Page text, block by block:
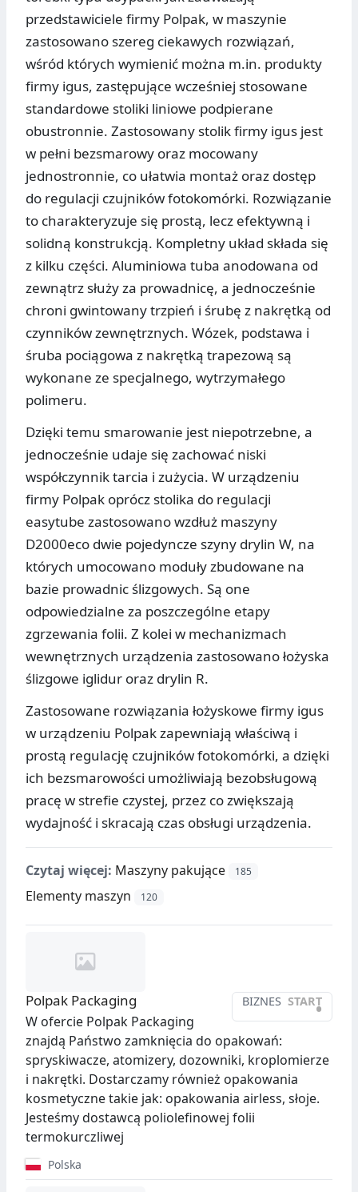
przedstawiciele firmy Polpak, w maszynie
zastosowano szereg ciekawych rozwiązań,
wśród których wymienić można m.in. produkty
firmy igus, zastępujące wcześniej stosowane
standardowe stoliki liniowe podpierane
obustronnie. Zastosowany stolik firmy igus jest
w pełni bezsmarowy oraz mocowany
jednostronnie, co ułatwia montaż oraz dostęp
do regulacji czujników fotokomórki. Rozwiązanie
to charakteryzuje się prostą, lecz efektywną i
solidną konstrukcją. Kompletny układ składa się
z kilku części. Aluminiowa tuba anodowana od
zewnątrz służy za prowadnicę, a jednocześnie
chroni gwintowany trzpień i śrubę z nakrętką od
czynników zewnętrznych. Wózek, podstawa i
śruba pociągowa z nakrętką trapezową są
wykonane ze specjalnego, wytrzymałego
polimeru.
Dzięki temu smarowanie jest niepotrzebne, a
jednocześnie udaje się zachować niski
współczynnik tarcia i zużycia. W urządzeniu
firmy Polpak oprócz stolika do regulacji
easytube zastosowano wzdłuż maszyny
D2000eco dwie pojedyncze szyny drylin W, na
których umocowano moduły zbudowane na
bazie prowadnic ślizgowych. Są one
odpowiedzialne za poszczególne etapy
zgrzewania folii. Z kolei w mechanizmach
wewnętrznych urządzenia zastosowano łożyska
ślizgowe iglidur oraz drylin R.
Zastosowane rozwiązania łożyskowe firmy igus
w urządzeniu Polpak zapewniają właściwą i
prostą regulację czujników fotokomórki, a dzięki
ich bezsmarowości umożliwiają bezobsługową
pracę w strefie czystej, przez co zwiększają
wydajność i skracają czas obsługi urządzenia.
Czytaj więcej: Maszyny pakujące 185
Elementy maszyn 120
BIZNES START
•
Polpak Packaging
W ofercie Polpak Packaging
znajdą Państwo zamknięcia do opakowań:
spryskiwacze, atomizery, dozowniki, kroplomierze
i nakrętki. Dostarczamy również opakowania
kosmetyczne takie jak: opakowania airless, słoje.
Jesteśmy dostawcą poliolefinowej folii
termokurczliwej
Polska